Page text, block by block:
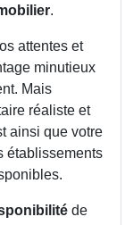
.
attentes et
minutieux
Mais
réaliste et
ainsi que votre
établissements
de